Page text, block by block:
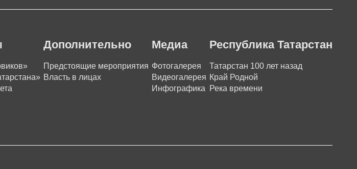
Дополнительно
Предстоящие мероприятия
Власть в лицах
Медиа
Фотогалерея
Видеогалерея
Инфографика
Республика Татарстан
Татарстан 100 лет назад
Край Родной
Река времени